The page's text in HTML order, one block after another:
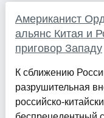
Американист
альянс Китая и
приговор Западу
К сближению
разрушительная
российско-